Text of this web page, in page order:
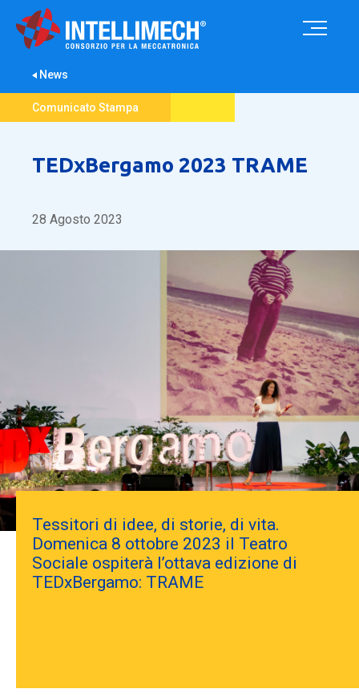
News
Comunicato Stampa
TEDxBergamo 2023 TRAME
28 Agosto 2023
Tessitori di idee, di storie, di vita.
Domenica 8 ottobre 2023 il Teatro
Sociale ospiterà l’ottava edizione di
TEDxBergamo: TRAME